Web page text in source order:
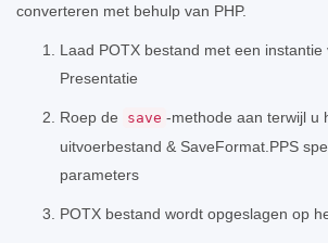
converteren met behulp van PHP.
Laad POTX bestand met een instantie
Presentatie
Roep de save -methode aan terwijl u
uitvoerbestand & SaveFormat.PPS
parameters
POTX bestand wordt opgeslagen op